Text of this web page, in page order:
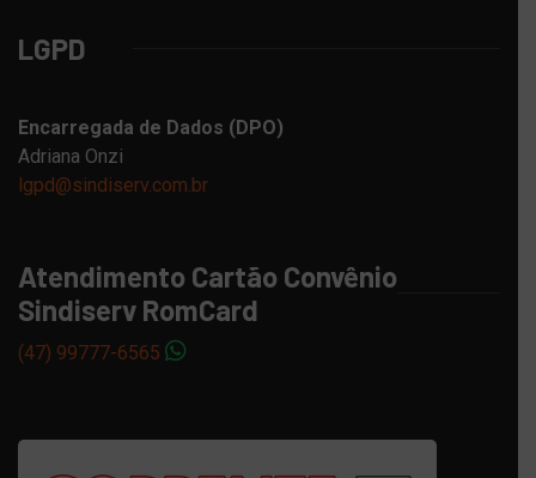
LGPD
Encarregada de Dados (DPO)
Adriana Onzi
lgpd@sindiserv.com.br
Atendimento Cartão Convênio
Sindiserv RomCard
(47) 99777-6565